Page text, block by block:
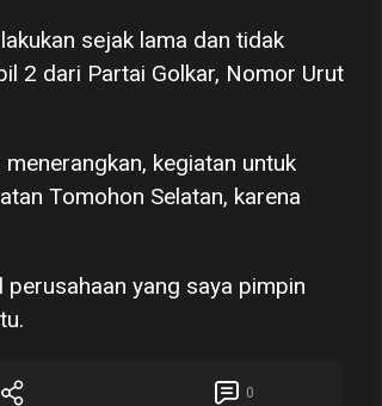
sejak lama dan tidak
2 dari Partai Golkar, Nomor Urut
kegiatan untuk
Tomohon Selatan, karena
yang saya pimpin
0